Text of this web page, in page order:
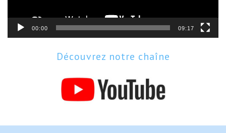
00:00 09:17
Découvrez notre chaîne